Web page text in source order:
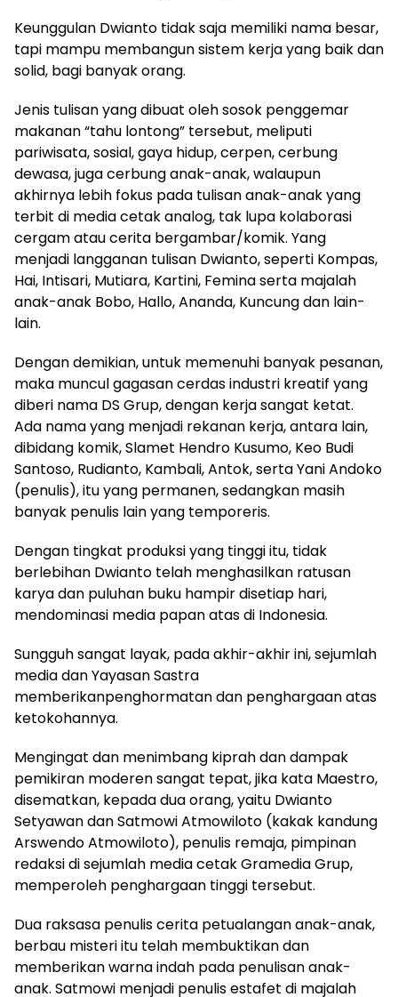
Keunggulan Dwianto tidak saja memiliki nama besar,
tapi mampu membangun sistem kerja yang baik dan
solid, bagi banyak orang.
Jenis tulisan yang dibuat oleh sosok penggemar
makanan “tahu lontong” tersebut, meliputi
pariwisata, sosial, gaya hidup, cerpen, cerbung
dewasa, juga cerbung anak-anak, walaupun
akhirnya lebih fokus pada tulisan anak-anak yang
terbit di media cetak analog, tak lupa kolaborasi
cergam atau cerita bergambar/komik. Yang
menjadi langganan tulisan Dwianto, seperti Kompas,
Hai, Intisari, Mutiara, Kartini, Femina serta majalah
anak-anak Bobo, Hallo, Ananda, Kuncung dan lain-
lain.
Dengan demikian, untuk memenuhi banyak pesanan,
maka muncul gagasan cerdas industri kreatif yang
diberi nama DS Grup, dengan kerja sangat ketat.
Ada nama yang menjadi rekanan kerja, antara lain,
dibidang komik, Slamet Hendro Kusumo, Keo Budi
Santoso, Rudianto, Kambali, Antok, serta Yani Andoko
(penulis), itu yang permanen, sedangkan masih
banyak penulis lain yang temporeris.
Dengan tingkat produksi yang tinggi itu, tidak
berlebihan Dwianto telah menghasilkan ratusan
karya dan puluhan buku hampir disetiap hari,
mendominasi media papan atas di Indonesia.
Sungguh sangat layak, pada akhir-akhir ini, sejumlah
media dan Yayasan Sastra
memberikanpenghormatan dan penghargaan atas
ketokohannya.
Mengingat dan menimbang kiprah dan dampak
pemikiran moderen sangat tepat, jika kata Maestro,
disematkan, kepada dua orang, yaitu Dwianto
Setyawan dan Satmowi Atmowiloto (kakak kandung
Arswendo Atmowiloto), penulis remaja, pimpinan
redaksi di sejumlah media cetak Gramedia Grup,
memperoleh penghargaan tinggi tersebut.
Dua raksasa penulis cerita petualangan anak-anak,
berbau misteri itu telah membuktikan dan
memberikan warna indah pada penulisan anak-
anak. Satmowi menjadi penulis estafet di majalah